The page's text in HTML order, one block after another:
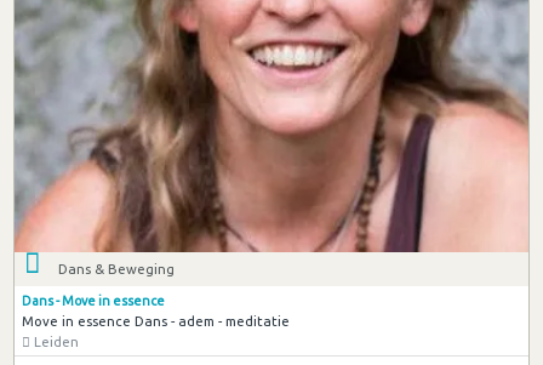
Dans & Beweging
Dans - Move in essence
Move in essence Dans - adem - meditatie
Leiden